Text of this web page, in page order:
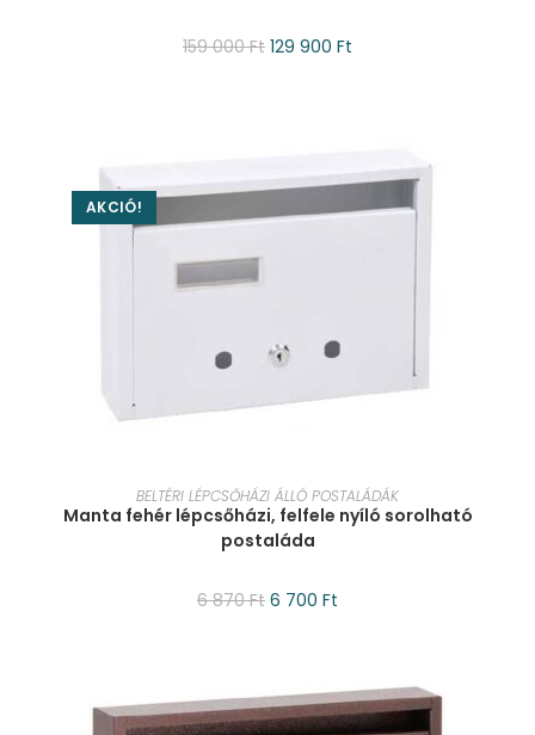
159 000Ft 129 900 Ft
AKCIÓ!
KOSÁRBA TESZEM
BELTÉRI LÉPCSŐHÁZI ÁLLÓ POSTALÁDÁK
Manta fehér lépcsőházi, felfele nyíló sorolható
postaláda
6 870Ft 6 700 Ft